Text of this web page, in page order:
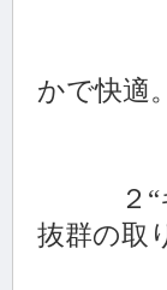
デュ
シフト
かで快適。
２“キ
抜群の取